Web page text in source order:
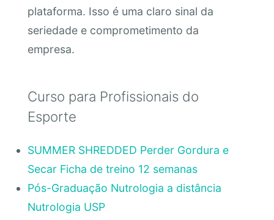
plataforma. Isso é uma claro sinal da
seriedade e comprometimento da
empresa.
Curso para Profissionais do
Esporte
SUMMER SHREDDED Perder Gordura e
Secar Ficha de treino 12 semanas
Pós-Graduação Nutrologia a distância
Nutrologia USP